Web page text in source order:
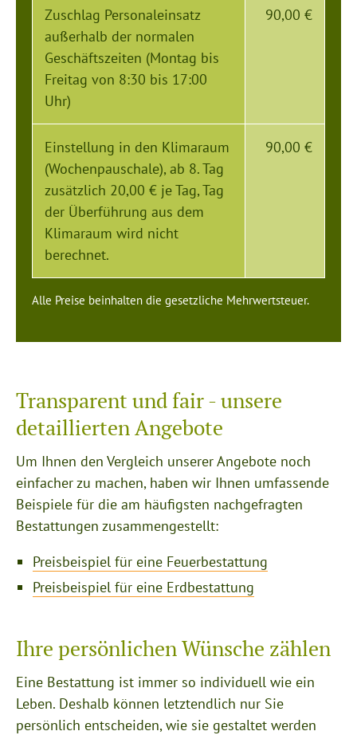
Zuschlag Personaleinsatz
außerhalb der normalen
Geschäftszeiten (Montag bis
Freitag von 8:30 bis 17:00
Uhr)
90,00 €
Einstellung in den Klimaraum
(Wochenpauschale), ab 8. Tag
zusätzlich 20,00 € je Tag, Tag
der Überführung aus dem
Klimaraum wird nicht
berechnet.
90,00 €
Alle Preise beinhalten die gesetzliche Mehrwertsteuer.
Transparent und fair - unsere
detaillierten Angebote
Um Ihnen den Vergleich unserer Angebote noch
einfacher zu machen, haben wir Ihnen umfassende
Beispiele für die am häufigsten nachgefragten
Bestattungen zusammengestellt:
Preisbeispiel für eine Feuerbestattung
Preisbeispiel für eine Erdbestattung
Ihre persönlichen Wünsche zählen
Eine Bestattung ist immer so individuell wie ein
Leben. Deshalb können letztendlich nur Sie
persönlich entscheiden, wie sie gestaltet werden